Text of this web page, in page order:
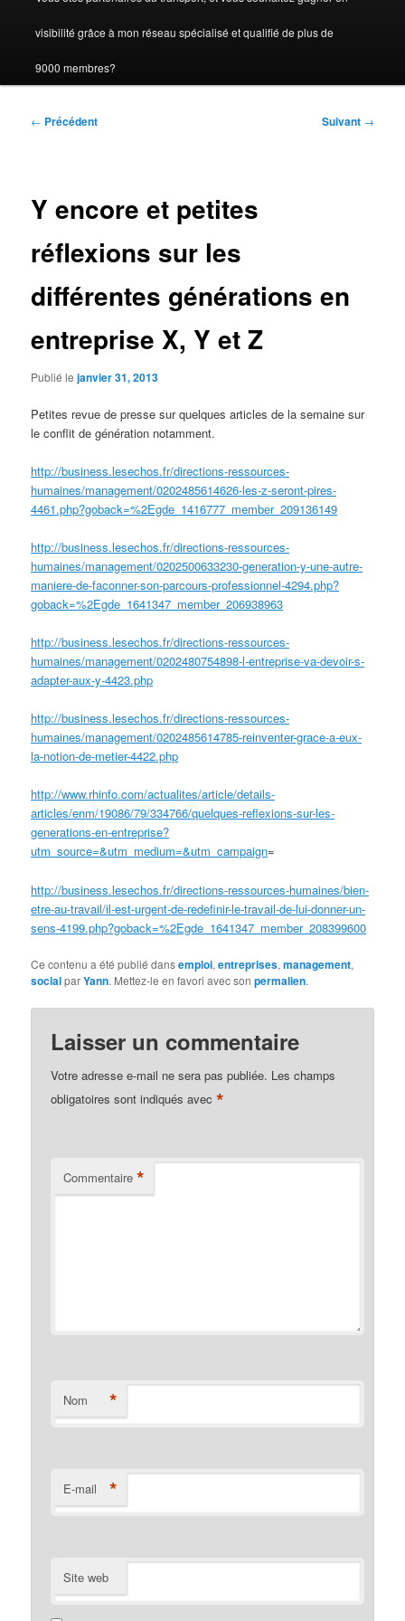
visibilité grâce à mon réseau spécialisé et qualifié de plus de
9000 membres?
Navigation
← Précédent Suivant →
Y encore et petites
réflexions sur les
différentes générations en
entreprise X, Y et Z
Publié lejanvier 31, 2013
Petites revue de presse sur quelques articles de la semaine sur
le conflit de génération notamment.
http://business.lesechos.fr/directions-ressources-
humaines/management/0202485614626-les-z-seront-pires-
4461.php?goback=%2Egde_1416777_member_209136149
http://business.lesechos.fr/directions-ressources-
humaines/management/0202500633230-generation-y-une-autre-
maniere-de-faconner-son-parcours-professionnel-4294.php?
goback=%2Egde_1641347_member_206938963
http://business.lesechos.fr/directions-ressources-
humaines/management/0202480754898-l-entreprise-va-devoir-s-
adapter-aux-y-4423.php
http://business.lesechos.fr/directions-ressources-
humaines/management/0202485614785-reinventer-grace-a-eux-
la-notion-de-metier-4422.php
http://www.rhinfo.com/actualites/article/details-
articles/enm/19086/79/334766/quelques-reflexions-sur-les-
generations-en-entreprise?
utm_source=&utm_medium=&utm_campaign=
http://business.lesechos.fr/directions-ressources-humaines/bien-
etre-au-travail/il-est-urgent-de-redefinir-le-travail-de-lui-donner-un-
sens-4199.php?goback=%2Egde_1641347_member_208399600
Ce contenu a été publié dansemploi,entreprises,management,
socialparYann. Mettez-le en favori avec sonpermalien.
Laisser un commentaire
Votre adresse e-mail ne sera pas publiée. Les champs
obligatoires sont indiqués avec*
Commentaire *
Nom *
E-mail *
Site web